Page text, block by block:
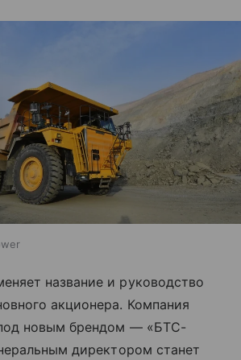
название и руководство
акционера. Компания
под новым брендом — «БТС-
директором станет